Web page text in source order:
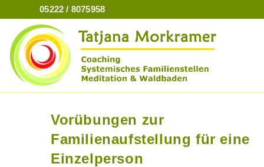
Inhalt
springen
05222 / 8075958
Vorübungen zur
Familienaufstellung für eine
Einzelperson